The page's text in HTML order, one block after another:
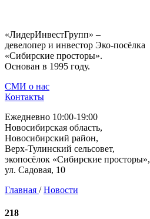
«ЛидерИнвестГрупп» –
девелопер и инвестор Эко-посёлка
«Сибирские просторы».
Основан в 1995 году.
СМИ о нас
Контакты
Ежедневно 10:00-19:00
Новосибирская область,
Новосибирский район,
Верх-Тулинский сельсовет,
экопосёлок «Сибирские просторы»,
ул. Садовая, 10
Главная / Новости
218